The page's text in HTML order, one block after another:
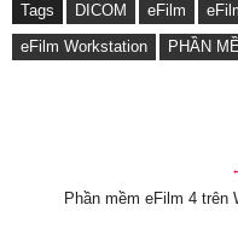
Tags DICOM eFilm
eFilm Workstation
PHẦN
Phần mềm eFilm 4 trên